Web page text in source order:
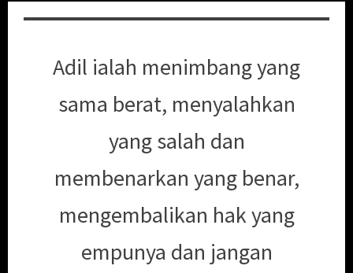
Adil ialah menimbang yang
sama berat, menyalahkan
yang salah dan
membenarkan yang benar,
mengembalikan hak yang
empunya dan jangan